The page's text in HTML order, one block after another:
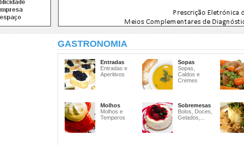
GASTRONOMIA
Entradas
Entradas e
Aperitivos
Sopas
Sopas,
Caldos e
Cremes
Molhos
Molhos e
Temperos
Sobremesas
Bolos, Doces,
Gelados,...